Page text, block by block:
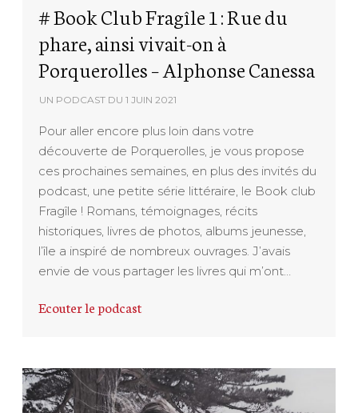
# Book Club Fragîle 1 : Rue du
phare, ainsi vivait-on à
Porquerolles – Alphonse Canessa
UN PODCAST DU1 JUIN 2021
Pour aller encore plus loin dans votre
découverte de Porquerolles, je vous propose
ces prochaines semaines, en plus des invités du
podcast, une petite série littéraire, le Book club
Fragîle ! Romans, témoignages, récits
historiques, livres de photos, albums jeunesse,
l’île a inspiré de nombreux ouvrages. J’avais
envie de vous partager les livres qui m’ont…
Ecouter le podcast